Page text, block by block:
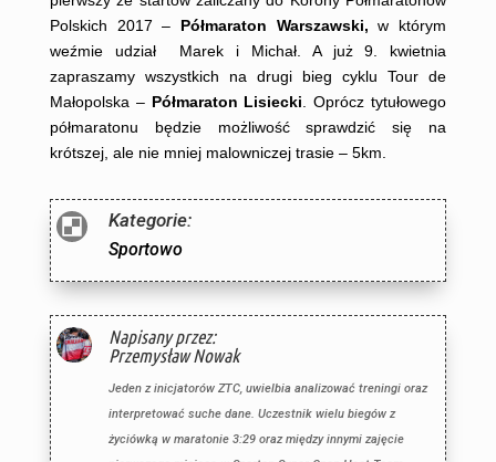
Polskich 2017 – Półmaraton Warszawski, w którym
weźmie udział Marek i Michał. A już 9. kwietnia
zapraszamy wszystkich na drugi bieg cyklu Tour de
Małopolska – Półmaraton Lisiecki . Oprócz tytułowego
półmaratonu będzie możliwość sprawdzić się na
krótszej, ale nie mniej malowniczej trasie – 5km.
 Kategorie:
Sportowo
Napisany przez:
Przemysław Nowak
Jeden z inicjatorów ZTC, uwielbia analizować treningi oraz
interpretować suche dane. Uczestnik wielu biegów z
życiówką w maratonie 3:29 oraz między innymi zajęcie